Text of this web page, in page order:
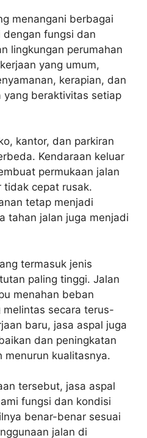
menangani berbagai
dengan fungsi dan
lingkungan perumahan
yang umum,
kerapian, dan
yang beraktivitas setiap
kantor, dan parkiran
Kendaraan keluar
permukaan jalan
tidak cepat rusak.
tetap menjadi
tahan jalan juga menjadi
termasuk jenis
paling tinggi. Jalan
menahan beban
secara terus-
baru, jasa aspal juga
dan peningkatan
menurun kualitasnya.
tersebut, jasa aspal
fungsi dan kondisi
benar-benar sesuai
jalan di